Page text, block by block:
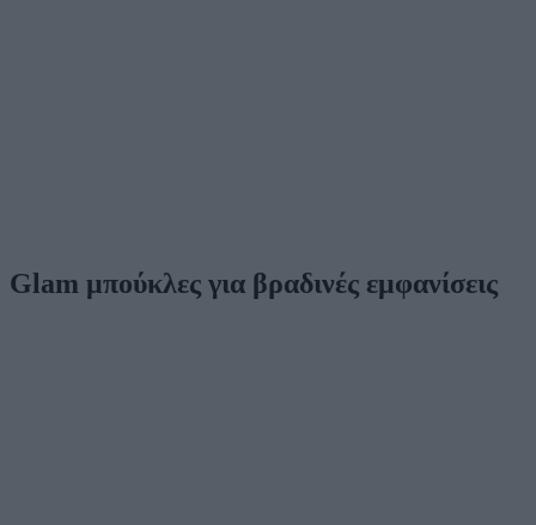
Glam μπούκλες για βραδινές εμφανίσεις